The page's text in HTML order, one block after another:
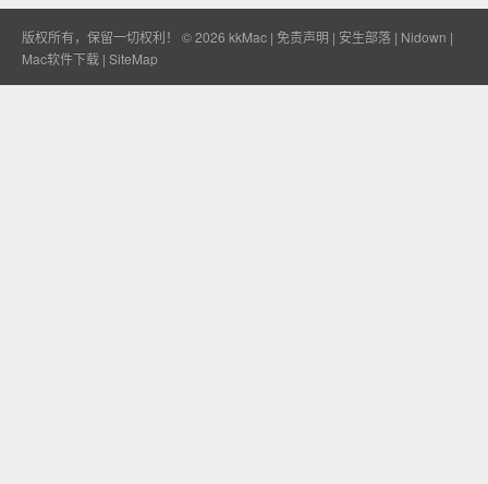
版权所有，保留一切权利！ © 2026 kkMac | 免责声明 | 安生部落 | Nidown |
Mac软件下载 | SiteMap